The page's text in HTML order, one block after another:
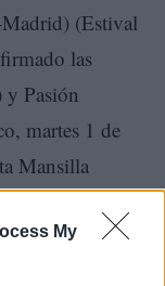
My
(Estival
las
y Pasión
martes 1 de
Mansilla